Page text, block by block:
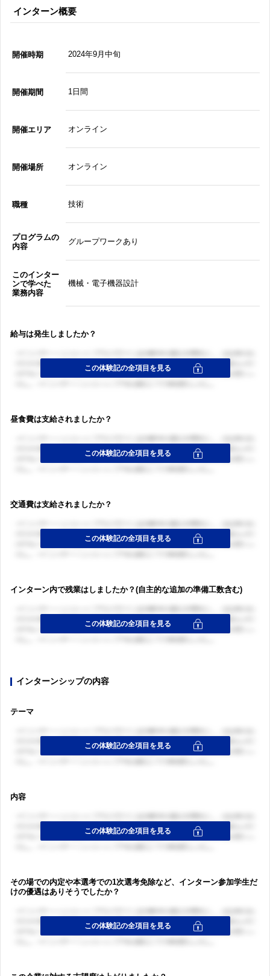
インターン概要
開催時期 2024年9月中旬
開催期間 1日間
開催エリア オンライン
開催場所 オンライン
職種 技術
プログラムの
内容
グループワークあり
このインター
ンで学べた
業務内容
機械・電子機器設計
給与は発生しましたか？
昼食費は支給されましたか？
交通費は支給されましたか？
インターン内で残業はしましたか？(自主的な追加の準備工数含む)
インターンシップの内容
テーマ
内容
その場での内定や本選考での1次選考免除など、インターン参加学生だ
けの優遇はありそうでしたか？